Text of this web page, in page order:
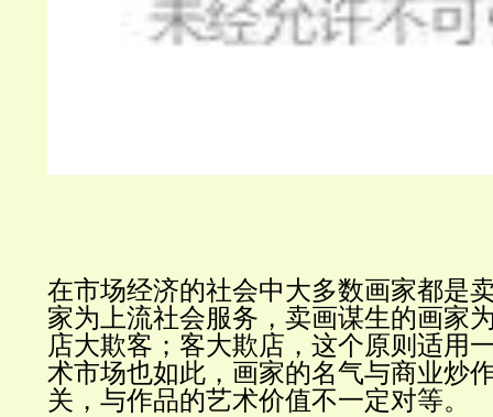
在市场经济的社会中大多数画家都是
家为上流社会服务， 卖画谋生的画家
店大欺客；客大欺店，这个原则适用
术市场也如此，画家的名气与商业炒
关，与作品的艺术价值不一定对等。